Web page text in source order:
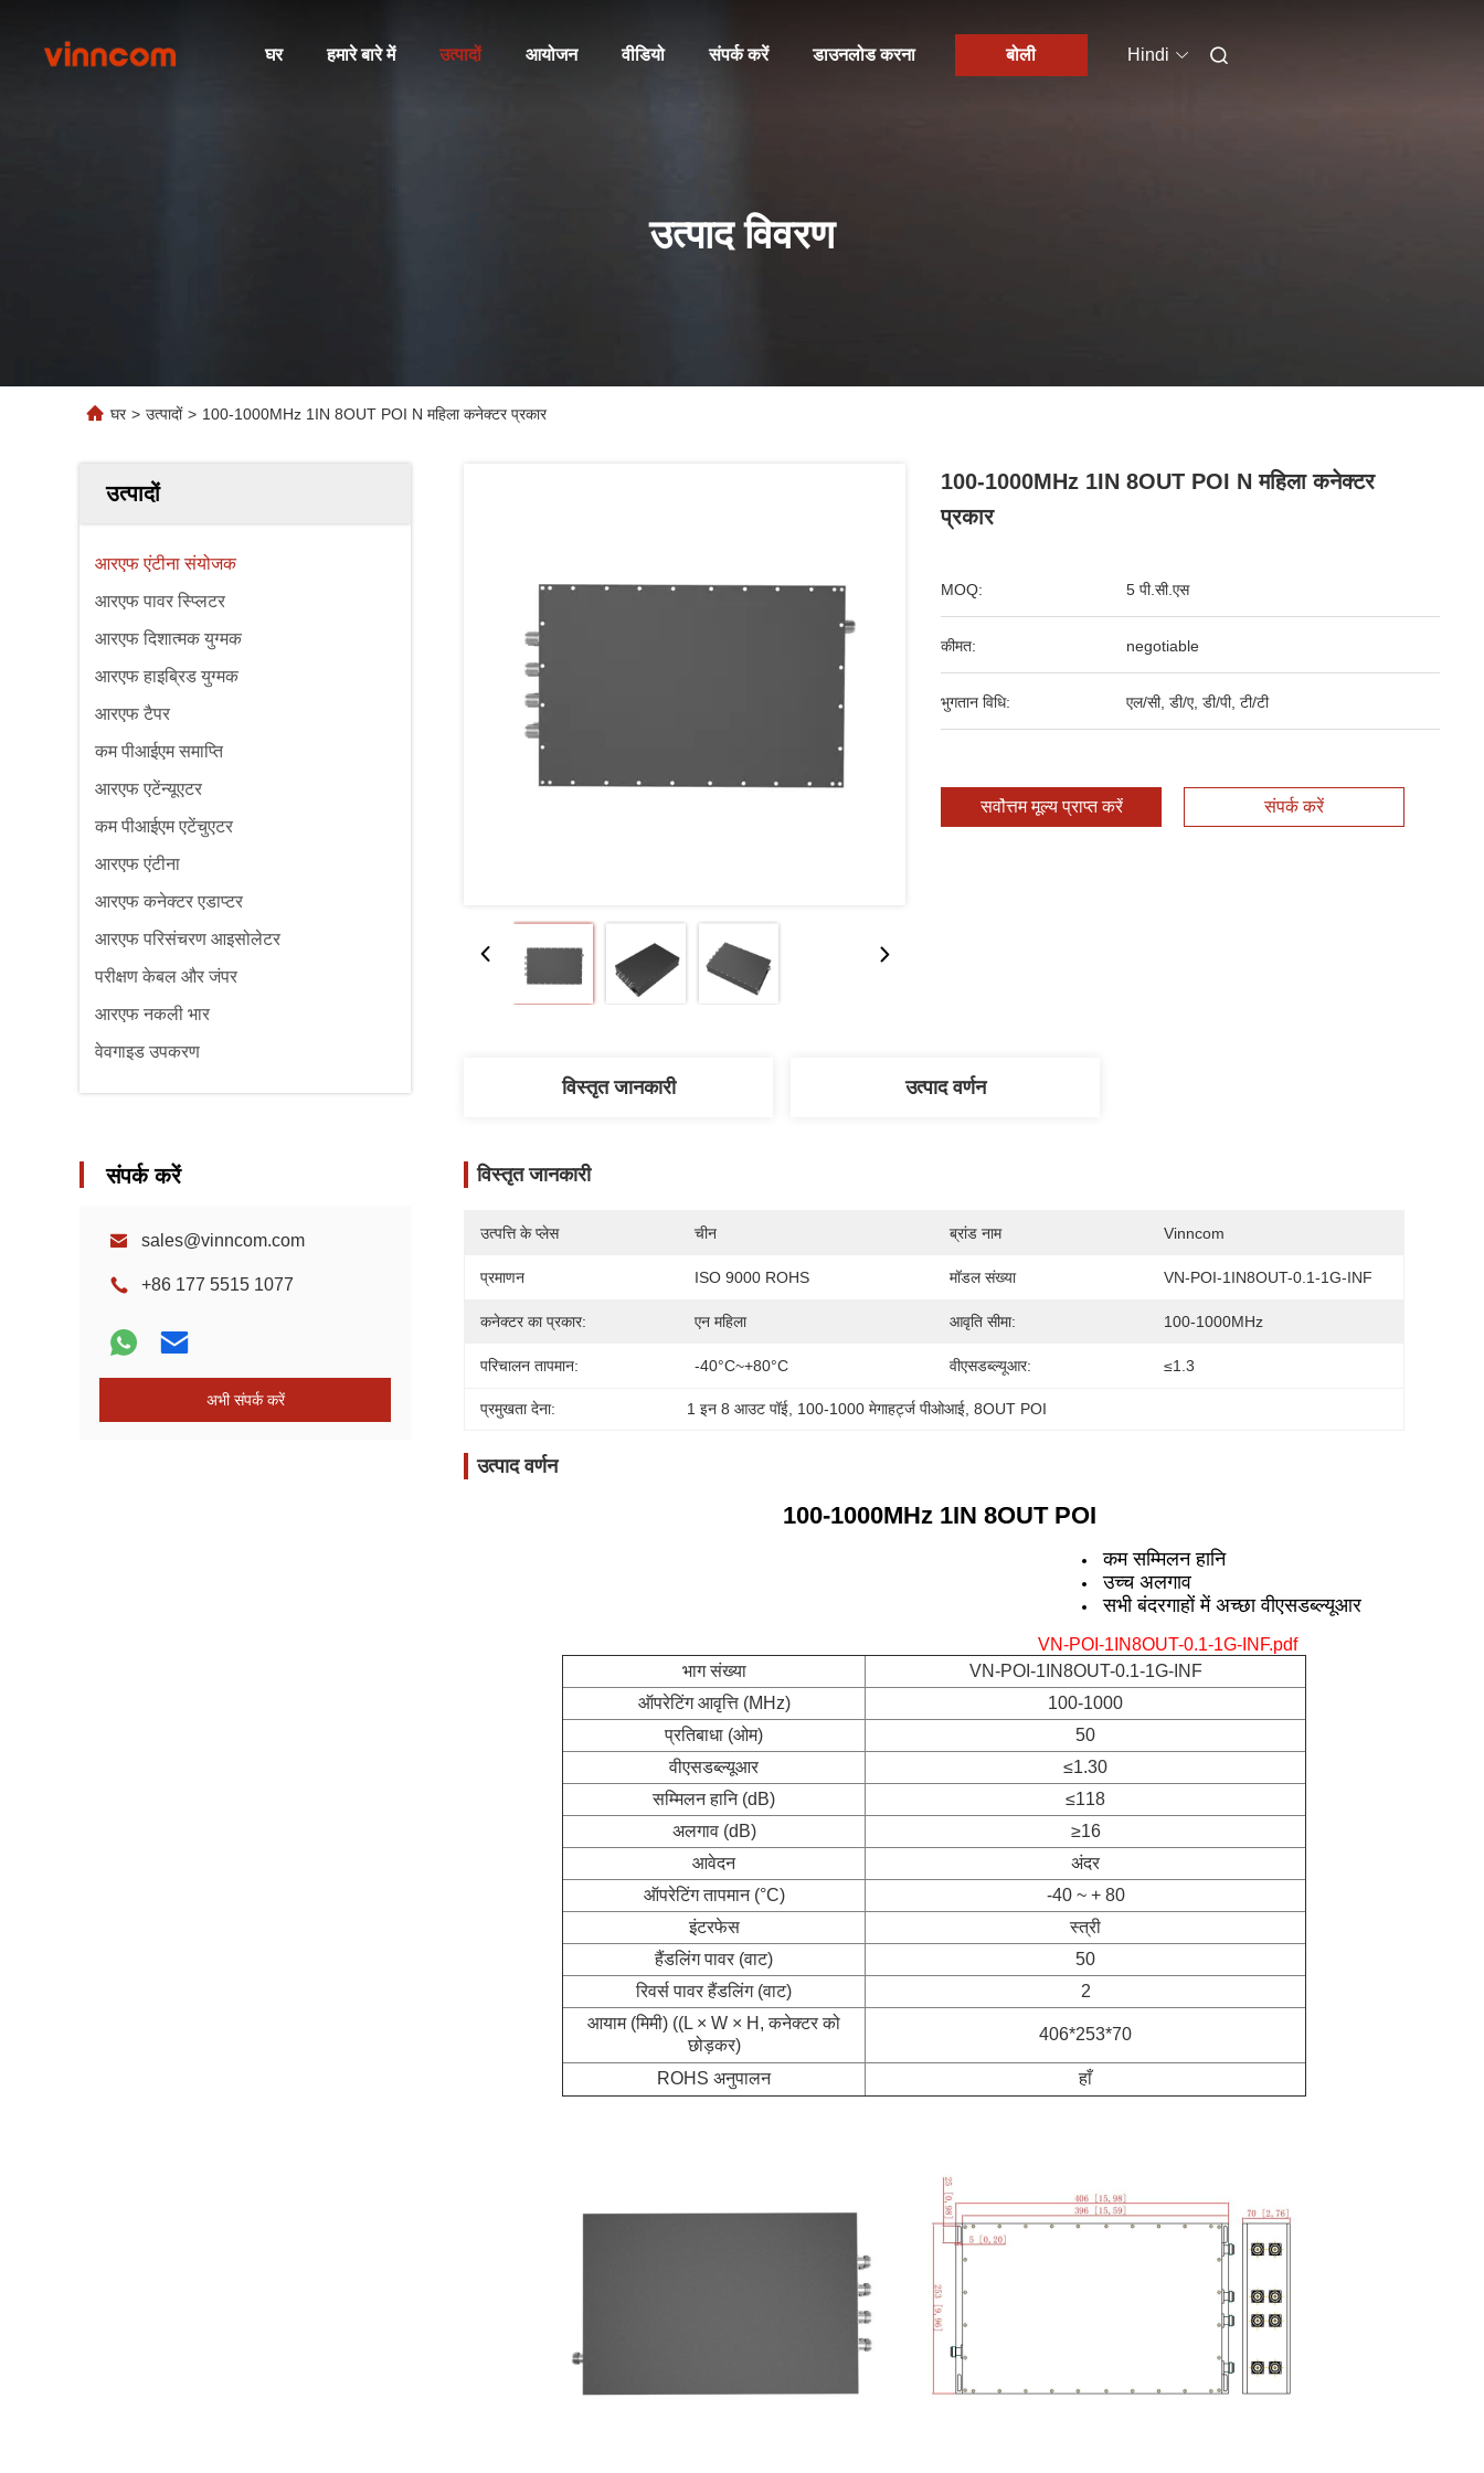
घर हमारे बारे में उत्पादों आयोजन वीडियो संपर्क करें डाउनलोड करना बोली Hindi
उत्पाद विवरण
घर > उत्पादों > 100-1000MHz 1IN 8OUT POI N महिला कनेक्टर प्रकार
उत्पादों
आरएफ एंटीना संयोजक
आरएफ पावर स्प्लिटर
आरएफ दिशात्मक युग्मक
आरएफ हाइब्रिड युग्मक
आरएफ टैपर
कम पीआईएम समाप्ति
आरएफ एटेंन्यूएटर
कम पीआईएम एटेंचुएटर
आरएफ एंटीना
आरएफ कनेक्टर एडाप्टर
आरएफ परिसंचरण आइसोलेटर
परीक्षण केबल और जंपर
आरएफ नकली भार
वेवगाइड उपकरण
संपर्क करें
sales@vinncom.com
+86 177 5515 1077
अभी संपर्क करें
100-1000MHz 1IN 8OUT POI N महिला कनेक्टर
प्रकार
MOQ: 5 पी.सी.एस
कीमत: negotiable
भुगतान विधि: एल/सी, डी/ए, डी/पी, टी/टी
सर्वोत्तम मूल्य प्राप्त करें संपर्क करें
विस्तृत जानकारी उत्पाद वर्णन
विस्तृत जानकारी
उत्पत्ति के प्लेस चीन ब्रांड नाम Vinncom
प्रमाणन ISO 9000 ROHS मॉडल संख्या VN-POI-1IN8OUT-0.1-1G-INF
कनेक्टर का प्रकार: एन महिला आवृति सीमा: 100-1000MHz
परिचालन तापमान: -40°C~+80°C वीएसडब्ल्यूआर: ≤1.3
प्रमुखता देना: 1 इन 8 आउट पॉई 100-1000 मेगाहर्ट्ज पीओआई , 8OUT POI
उत्पाद वर्णन
100-1000MHz 1IN 8OUT POI
कम सम्मिलन हानि
उच्च अलगाव
सभी बंदरगाहों में अच्छा वीएसडब्ल्यूआर
VN-POI-1IN8OUT-0.1-1G-INF.pdf
भाग संख्या
VN-POI-1IN8OUT-0.1-1G-INF
ऑपरेटिंग आवृत्ति (MHz)
100-1000
प्रतिबाधा (ओम)
50
वीएसडब्ल्यूआर
≤1.30
सम्मिलन हानि (dB)
≤118
अलगाव (dB)
≥16
आवेदन
अंदर
ऑपरेटिंग तापमान (°C)
-40 ~ + 80
इंटरफेस
स्त्री
हैंडलिंग पावर (वाट)
50
रिवर्स पावर हैंडलिंग (वाट)
2
आयाम (मिमी) ((L × W × H, कनेक्टर को
छोड़कर)
406*253*70
ROHS अनुपालन हाँ